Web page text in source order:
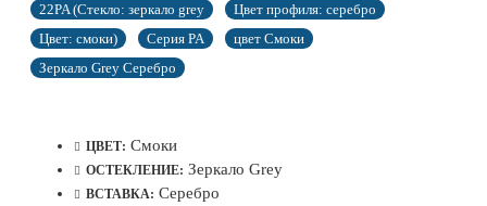
22PA (Cтекло: зеркало grey
Цвет профиля: серебро
Цвет: смоки)
Серия PA
цвет Смоки
Зеркало Grey Серебро
ЦВЕТ: Смоки
ОСТЕКЛЕНИЕ: Зеркало Grey
ВСТАВКА: Серебро